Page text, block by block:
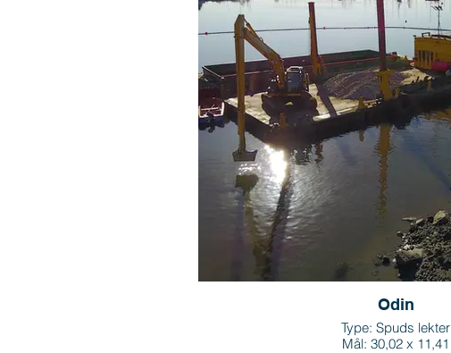
Odin
Type: Spuds lekter
Mål: 30,02 x 11,41